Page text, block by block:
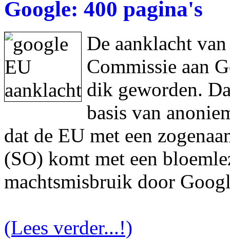
Google: 400 pagina's
De aanklacht
Commissie aan
dik geworden.
basis van
dat de EU met een
(SO) komt met een
machtsmisbruik door
(Lees verder...!)